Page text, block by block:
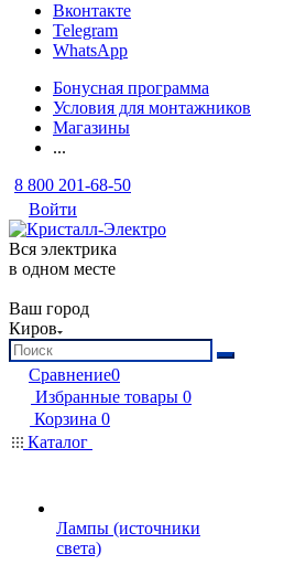
Вконтакте
Telegram
WhatsApp
Бонусная программа
Условия для монтажников
Магазины
...
8 800 201-68-50
Войти
Вся электрика
в одном месте
Ваш город
Киров
Сравнение0
Избранные товары 0
Корзина 0
Каталог
Лампы (источники
света)